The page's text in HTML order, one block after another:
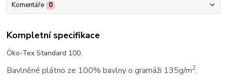
Komentáře 0
Kompletní specifikace
Öko-Tex Standard 100.
Bavlněné plátno ze 100% bavlny o gramáži 135g/m2.